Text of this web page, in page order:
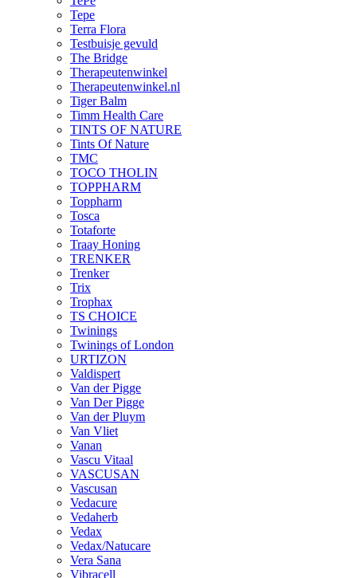
Tepe
Terra Flora
Testbuisje gevuld
The Bridge
Therapeutenwinkel
Therapeutenwinkel.nl
Tiger Balm
Timm Health Care
TINTS OF NATURE
Tints Of Nature
TMC
TOCO THOLIN
TOPPHARM
Toppharm
Tosca
Totaforte
Traay Honing
TRENKER
Trenker
Trix
Trophax
TS CHOICE
Twinings
Twinings of London
URTIZON
Valdispert
Van der Pigge
Van Der Pigge
Van der Pluym
Van Vliet
Vanan
Vascu Vitaal
VASCUSAN
Vascusan
Vedacure
Vedaherb
Vedax
Vedax/Natucare
Vera Sana
Vibracell